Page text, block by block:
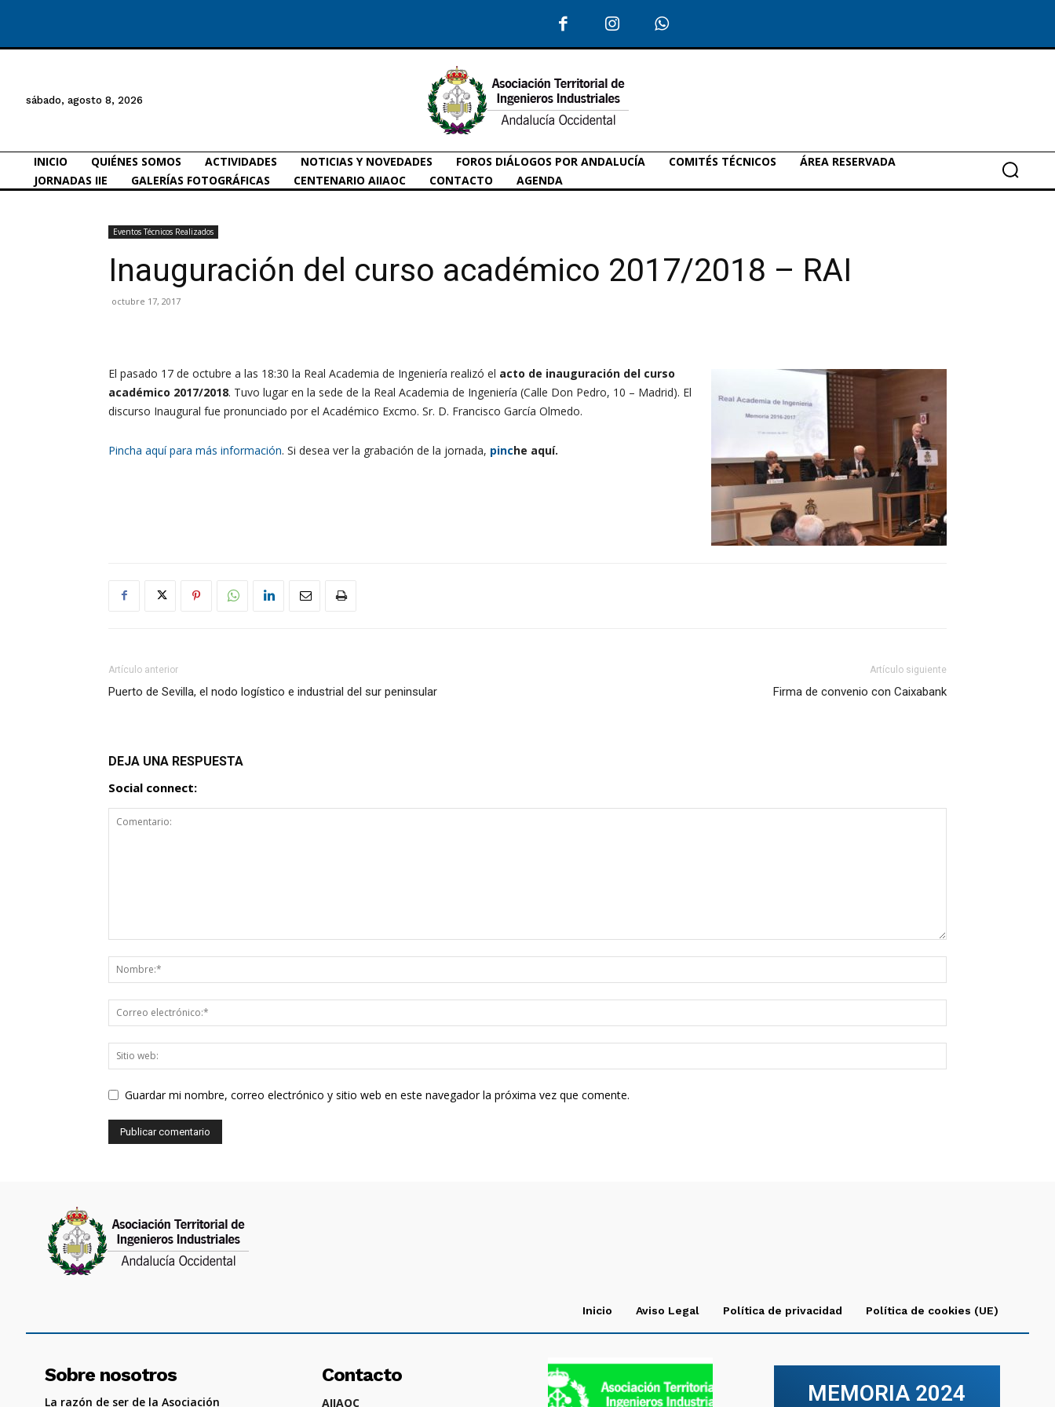
sábado, agosto 8, 2026
INICIO QUIÉNES SOMOS ACTIVIDADES NOTICIAS Y NOVEDADES FOROS DIÁLOGOS POR ANDALUCÍA COMITÉS TÉCNICOS
ÁREA RESERVADA
JORNADAS IIE
GALERÍAS FOTOGRÁFICAS CENTENARIO AIIAOC CONTACTO AGENDA
Eventos Técnicos Realizados
Inauguración del curso académico 2017/2018 – RAI
octubre 17, 2017
El pasado 17 de octubre a las 18:30 la Real Academia de Ingeniería realizó el acto de inauguración del curso
académico 2017/2018. Tuvo lugar en la sede de la Real Academia de Ingeniería (Calle Don Pedro, 10 – Madrid). El
discurso Inaugural fue pronunciado por el Académico Excmo. Sr. D. Francisco García Olmedo.
Pincha aquí para más información. Si desea ver la grabación de la jornada, pinche aquí.
Artículo anterior
Puerto de Sevilla, el nodo logístico e industrial del sur peninsular
Artículo siguiente
Firma de convenio con Caixabank
DEJA UNA RESPUESTA
Social connect:
Guardar mi nombre, correo electrónico y sitio web en este navegador la próxima vez que comente.
Inicio Aviso Legal Política de privacidad Política de cookies (UE)
Sobre nosotros
La razón de ser de la Asociación
Contacto
AIIAOC MEMORIA 2024